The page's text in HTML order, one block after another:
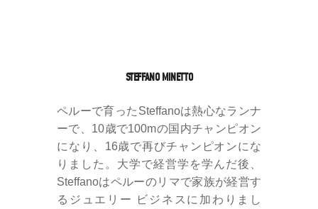
STEFFANO MINETTO
ペルーで育ったSteffanoは熱心なランナ
ーで、10歳で100mの国内チャンピオン
になり、16歳で再びチャンピオンにな
りました。大学で経営学を学んだ後、
Steffanoはペルーのリマで家族が経営す
るジュエリー ビジネスに加わりまし